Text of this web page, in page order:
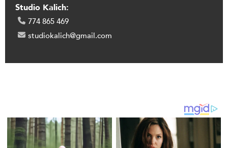
Studio Kalich:
774 865 469
studiokalich@gmail.com